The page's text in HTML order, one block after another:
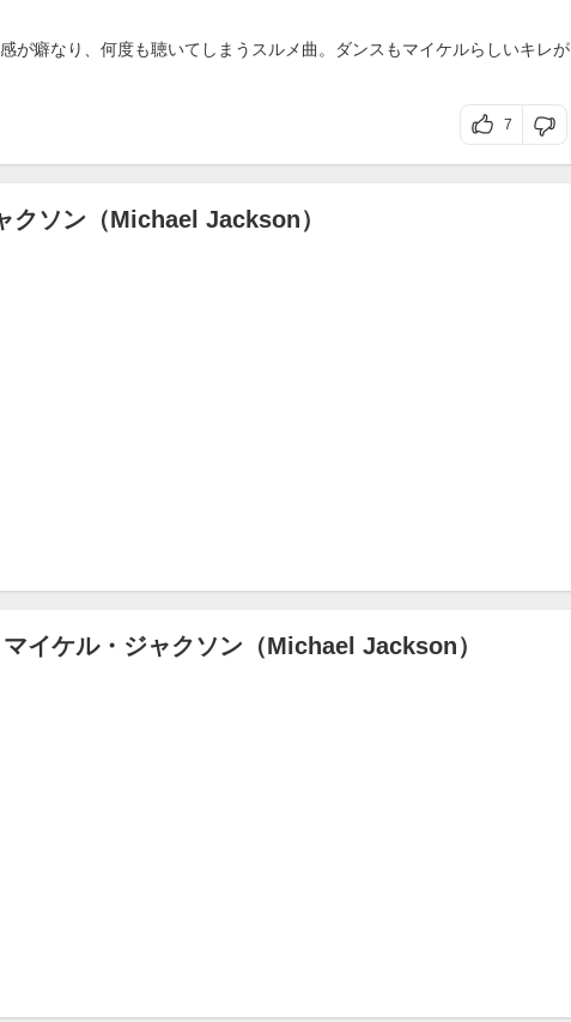
が癖なり、何度も聴いてしまうスルメ曲。ダンスもマイケルらしいキレが
7
ソン（Michael Jackson）
イケル・ジャクソン（Michael Jackson）